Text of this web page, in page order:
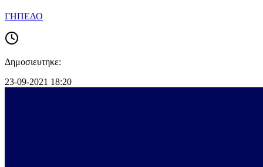
ΓΗΠΕΔΟ
Δημοσιευτηκε:
23-09-2021 18:20